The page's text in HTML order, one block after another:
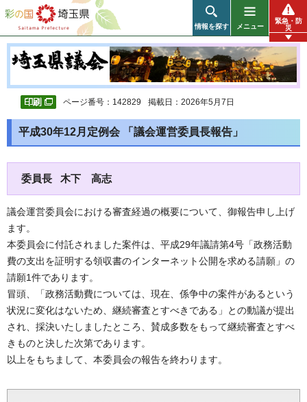
彩の国 埼玉県
情報を探す メニュー
緊急・防
災
ページ番号：142829 掲載日：2026年5月7日
平成30年12月定例会 「議会運営委員長報告」
委員長 木下 高志
議会運営委員会における審査経過の概要について、御報告申し上げ
ます。
本委員会に付託されました案件は、平成29年議請第4号「政務活動
費の支出を証明する領収書のインターネット公開を求める請願」の
請願1件であります。
冒頭、「政務活動費については、現在、係争中の案件があるという
状況に変化はないため、継続審査とすべきである」との動議が提出
され、採決いたしましたところ、賛成多数をもって継続審査とすべ
きものと決した次第であります。
以上をもちまして、本委員会の報告を終わります。